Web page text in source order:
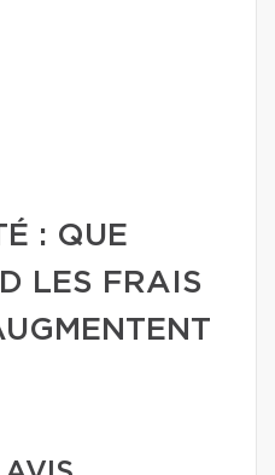
: QUE
LES FRAIS